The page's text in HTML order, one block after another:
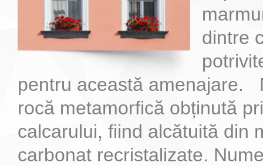
dintre
pentru această amenajare.
rocă metamorfică obținută
calcarului, fiind alcătuită din
carbonat recristalizate.